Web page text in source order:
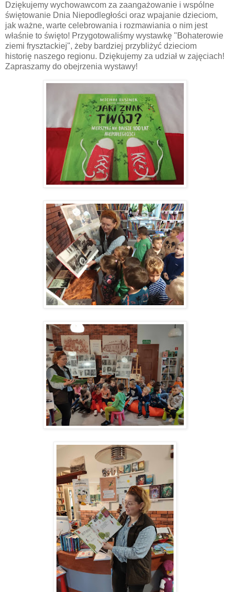
Dziękujemy wychowawcom za zaangażowanie i wspólne
świętowanie Dnia Niepodległości oraz wpajanie dzieciom,
jak ważne, warte celebrowania i rozmawiania o nim jest
właśnie to święto! Przygotowaliśmy wystawkę "Bohaterowie
ziemi frysztackiej", żeby bardziej przybliżyć dzieciom
historię naszego regionu. Dziękujemy za udział w zajęciach!
Zapraszamy do obejrzenia wystawy!